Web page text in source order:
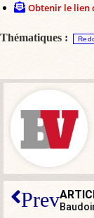
Obtenir le lien
Thématiques :
Prev